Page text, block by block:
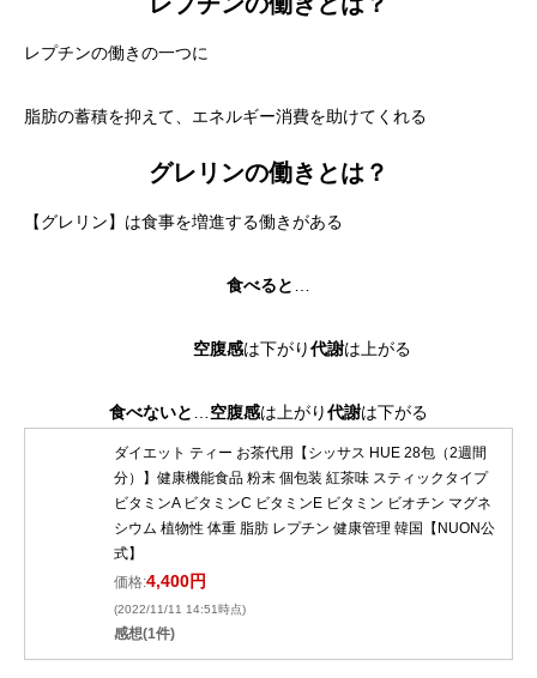
レプチンの働きの一つに
脂肪の蓄積を抑えて、エネルギー消費を助けてくれる
グレリンの働きとは？
【グレリン】は食事を増進する働きがある
食べると
空腹感は下がり代謝は上がる
食べないと 空腹感は上がり代謝は下がる
ダイエット ティー お茶代用【シッサス HUE 28包（2週間
分）】健康機能食品 粉末 個包装 紅茶味 スティックタイプ
ビタミンA ビタミンC ビタミンE ビタミン ビオチン マグネ
シウム 植物性 体重 脂肪 レプチン 健康管理 韓国【NUON公
式】
価格:4,400円
(2022/11/11 14:51時点)
感想(1件)